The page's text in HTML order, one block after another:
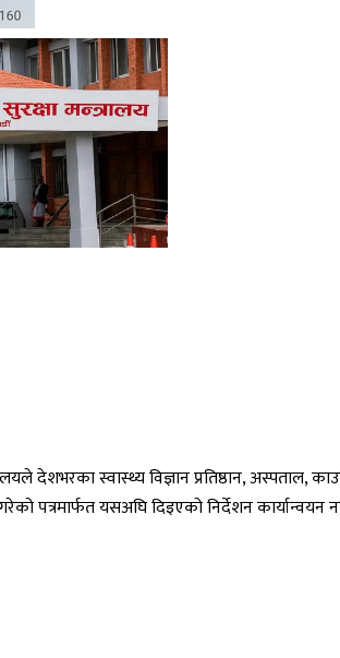
देशभरका स्वास्थ्य विज्ञान प्रतिष्ठान,
पत्रमार्फत यसअघि दिइएको निर्देशन